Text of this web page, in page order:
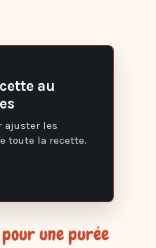
au
ajuster les
toute la recette.
une purée